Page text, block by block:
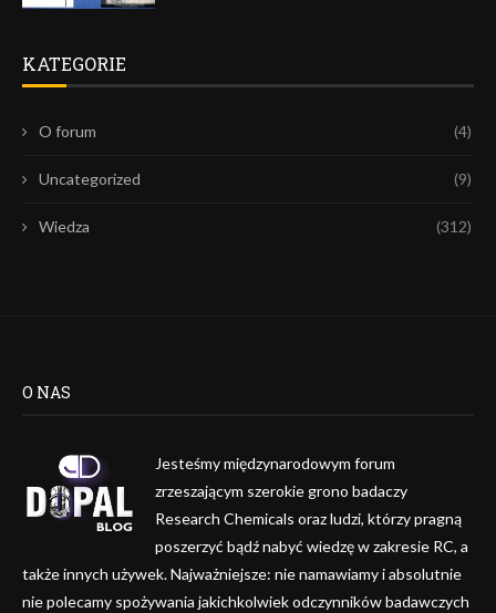
KATEGORIE
O forum (4)
Uncategorized (9)
Wiedza (312)
O NAS
Jesteśmy międzynarodowym forum
zrzeszającym szerokie grono badaczy
Research Chemicals oraz ludzi, którzy pragną
poszerzyć bądź nabyć wiedzę w zakresie RC, a
także innych używek. Najważniejsze: nie namawiamy i absolutnie
nie polecamy spożywania jakichkolwiek odczynników badawczych